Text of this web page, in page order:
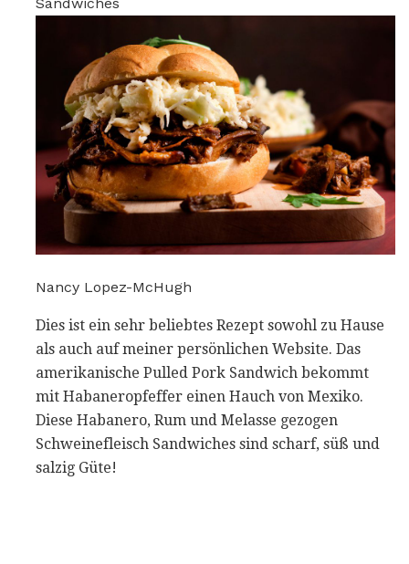
Nancy Lopez-McHugh
Dies ist ein sehr beliebtes Rezept sowohl zu Hause
als auch auf meiner persönlichen Website. Das
amerikanische Pulled Pork Sandwich bekommt
mit Habaneropfeffer einen Hauch von Mexiko.
Diese Habanero, Rum und Melasse gezogen
Schweinefleisch Sandwiches sind scharf, süß und
salzig Güte!